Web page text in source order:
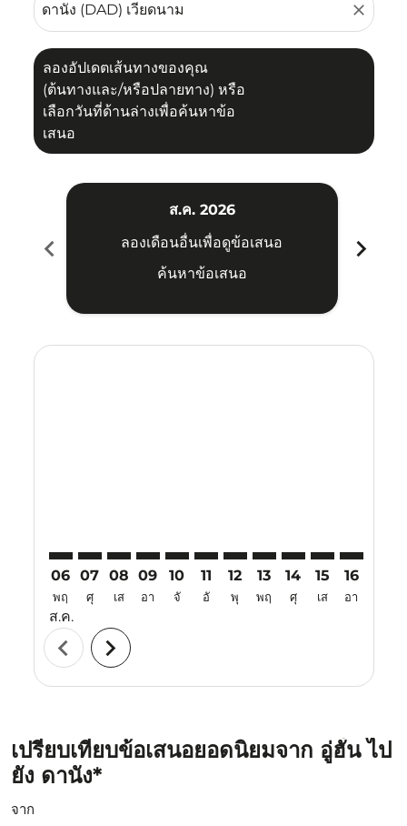
close
ลองอัปเดตเส้นทางของคุณ
(ต้นทางและ/หรือปลายทาง) หรือ
เลือกวันที่ด้านล่างเพื่อค้นหาข้อ
เสนอ
chevron_left
ส.ค. 2026
ลองเดือนอื่นเพื่อดูข้อเสนอ
ค้นหาข้อเสนอ
chevron_right
06
พฤ
ส.ค.
07
ศุ
08
เส
09
อา
10
จั
11
อั
12
พุ
13
พฤ
14
ศุ
15
เส
16
อา
chevron_left chevron_right
เปรียบเทียบข้อเสนอยอดนิยมจาก อู่ฮั่น ไป
ยัง ดานัง*
จาก